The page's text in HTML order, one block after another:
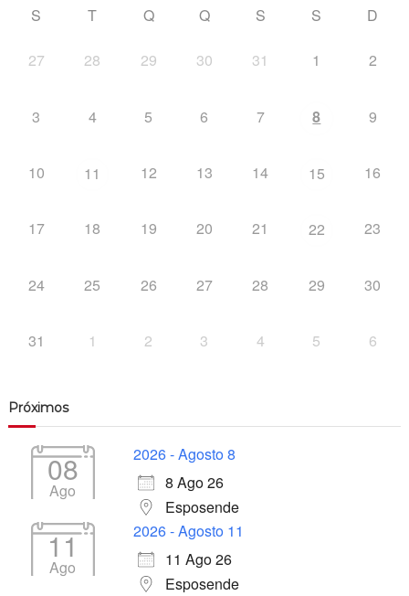
S T Q Q S S D
27 28 29 30 31 1 2
3 4 5 6 7 8 9
10 11 12 13 14 15 16
17 18 19 20 21 22 23
24 25 26 27 28 29 30
31 1 2 3 4 5 6
Próximos
08
Ago
2026 - Agosto 8
8 Ago 26
Esposende
11
Ago
2026 - Agosto 11
11 Ago 26
Esposende